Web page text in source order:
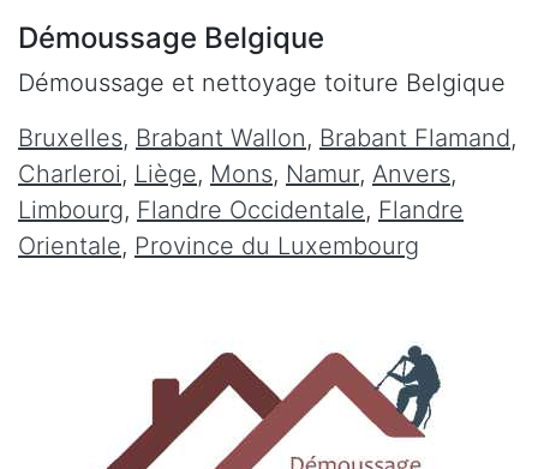
Démoussage Belgique
Démoussage et nettoyage toiture Belgique
Bruxelles, Brabant Wallon, Brabant Flamand,
Charleroi, Liège, Mons, Namur, Anvers,
Limbourg, Flandre Occidentale, Flandre
Orientale, Province du Luxembourg